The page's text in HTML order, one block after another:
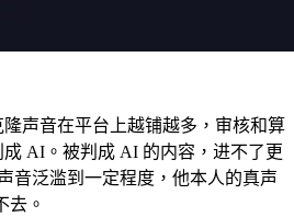
声音在平台上越铺越多，审核和算
AI。被判成 AI 的内容，进不了更
音泛滥到一定程度，他本人的真声
去。